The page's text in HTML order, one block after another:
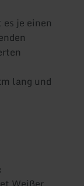
je einen
lang und